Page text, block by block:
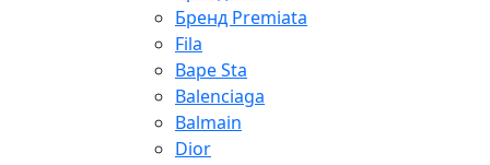
Бренд Premiata
Fila
Bape Sta
Balenciaga
Balmain
Dior